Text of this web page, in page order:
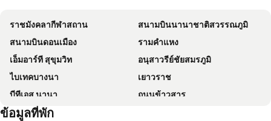
ราชมังคลากีฬาสถาน
สนามบินนานาชาติสวรรณภูมิ
สนามบินดอนเมือง
รามคำแหง
เอ็มอาร์ที สุขุมวิท
อนุสาวรีย์ชัยสมรภูมิ
ไบเทคบางนา
เยาวราช
บีทีเอส นานา
ถนนข้าวสาร
Suphachalasai Stadium
ข้อมูลที่พัก